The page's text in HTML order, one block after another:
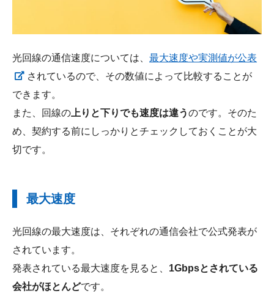
光回線の通信速度については、 最大速度や実測値が公表
されているので、その数値によって比較することが
できます。
また、回線の 上りと下りでも速度は違うのです。そのた
め、契約する前にしっかりとチェックしておくことが大
切です。
最大速度
光回線の最大速度は、それぞれの通信会社で公式発表が
されています。
発表されている最大速度を見ると、 1Gbpsとされている
会社がほとんどです。